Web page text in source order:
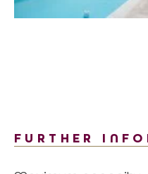
FURTHER